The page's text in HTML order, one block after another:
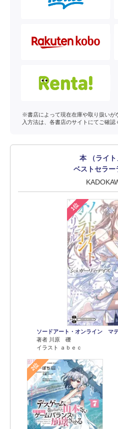
※書店によって現在在庫や取り扱いが
入方法は、各書店のサイトにてご確認
本 （ライト
ベストセラー
1位
ソードアート・オンライン マ
著者 川原 礫
イラスト ａｂｅｃ
2位